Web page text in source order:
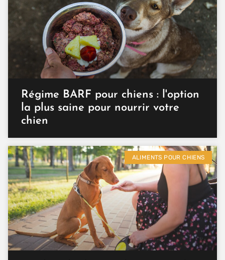
Régime BARF pour chiens : l'option
la plus saine pour nourrir votre
chien
ALIMENTS POUR CHIENS